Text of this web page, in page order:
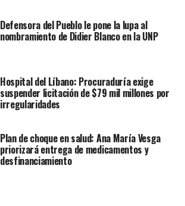
Defensora del Pueblo le pone la lupa al
nombramiento de Didier Blanco en la UNP
Hospital del Líbano: Procuraduría exige
suspender licitación de $79 mil millones por
irregularidades
Plan de choque en salud: Ana María Vesga
priorizará entrega de medicamentos y
desfinanciamiento